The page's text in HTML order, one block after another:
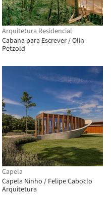
Arquitetura Residencial
Cabana para Escrever / Olin
Petzold
Capela
Capela Ninho / Felipe Caboclo
Arquitetura